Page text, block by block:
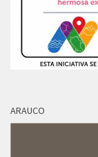
ARAUCO